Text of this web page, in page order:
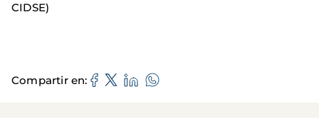
CIDSE)
Compartir en